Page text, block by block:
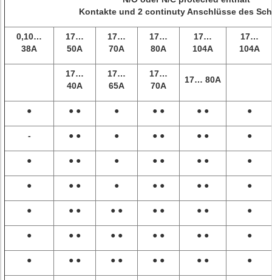
Kontakte und 2 continuty Anschlüsse des
0,10…
38A
17…
50A
17…
70A
17…
80A
17…
104A
17…
104A
17…
40A
17…
65A
17…
70A
17… 80A
● ● ● ● ● ● ● ● ●
- ● ● ● ● ● ● ● ●
● ● ● ● ● ● ● ● ●
● ● ● ● ● ● ● ● ●
● ● ● ● ● ● ● ● ● ●
● ● ● ● ● ● ● ● ● ●
● ● ● ● ● ● ● ● ● ●